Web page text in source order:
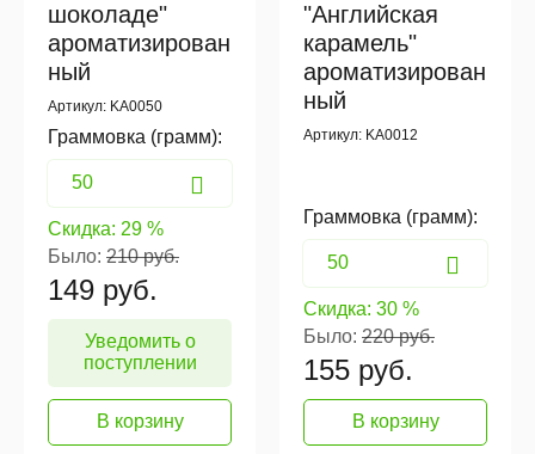
шоколаде"
ароматизирован
ный
Артикул: KA0050
Граммовка (грамм):
Скидка: 29 %
Было: 210 руб.
149 руб.
Уведомить о
поступлении
В корзину
"Английская
карамель"
ароматизирован
ный
Артикул: KA0012
Граммовка (грамм):
Скидка: 30 %
Было: 220 руб.
155 руб.
В корзину